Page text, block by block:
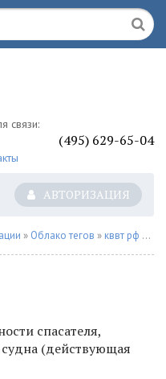
связи:
(495) 629-65-04
АВТОРИЗАЦИЯ
» Облако тегов » кввт рф
спасателя,
(действующая